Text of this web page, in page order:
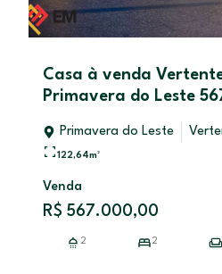
Casa à venda
Primavera do Leste
Primavera do Leste
122,64m²
Venda
R$ 567.000,00
2 2